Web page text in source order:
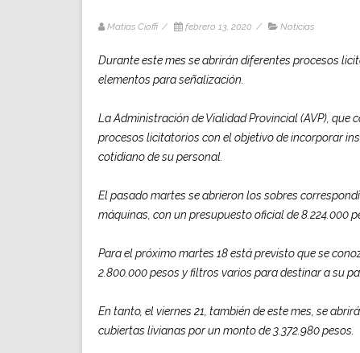
Matias Cioffi / febrero 13, 2020 / Noticias
Durante este mes se abrirán diferentes procesos
elementos para señalización.
La Administración de Vialidad Provincial (AVP),
procesos licitatorios con el objetivo de incorporar
cotidiano de su personal.
El pasado martes se abrieron los sobres
máquinas, con un presupuesto oficial de 8.224.000
Para el próximo martes 18 está previsto que se
2.800.000 pesos y filtros varios para destinar a su
En tanto, el viernes 21, también de este mes, se
cubiertas livianas por un monto de 3.372.980 pesos.